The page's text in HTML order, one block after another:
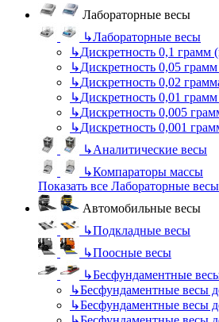
Лабораторные весы
↳Лабораторные весы
↳Дискретность 0,1 грамм
↳Дискретность 0,05
↳Дискретность 0,02
↳Дискретность 0,01
↳Дискретность 0,005
↳Дискретность 0,001
↳Аналитические весы
↳Компараторы массы
Показать все Лабораторные весы
Автомобильные весы
↳Подкладные весы
↳Поосные весы
↳Бесфундаментные
↳Бесфундаментные весы
↳Бесфундаментные весы